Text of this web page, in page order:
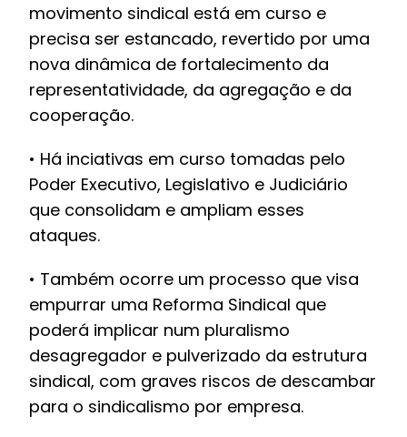
movimento sindical está em curso e
precisa ser estancado, revertido por uma
nova dinâmica de fortalecimento da
representatividade, da agregação e da
cooperação.
• Há inciativas em curso tomadas pelo
Poder Executivo, Legislativo e Judiciário
que consolidam e ampliam esses
ataques.
• Também ocorre um processo que visa
empurrar uma Reforma Sindical que
poderá implicar num pluralismo
desagregador e pulverizado da estrutura
sindical, com graves riscos de descambar
para o sindicalismo por empresa.